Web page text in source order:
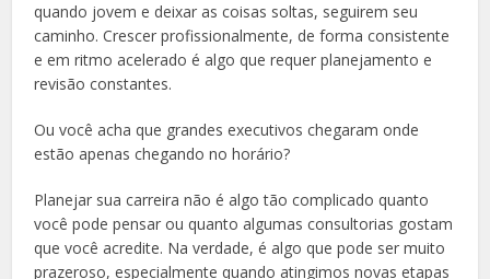
quando jovem e deixar as coisas soltas, seguirem seu
caminho. Crescer profissionalmente, de forma consistente
e em ritmo acelerado é algo que requer planejamento e
revisão constantes.
Ou você acha que grandes executivos chegaram onde
estão apenas chegando no horário?
Planejar sua carreira não é algo tão complicado quanto
você pode pensar ou quanto algumas consultorias gostam
que você acredite. Na verdade, é algo que pode ser muito
prazeroso, especialmente quando atingimos novas etapas